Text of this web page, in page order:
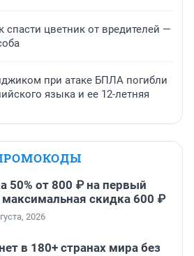
спасти цветник от вредителей —
при атаке БПЛА погибли
языка и ее 12-летняя
50% от 800 ₽ на первый
максимальная скидка 600 ₽
2026
в 180+ странах мира без